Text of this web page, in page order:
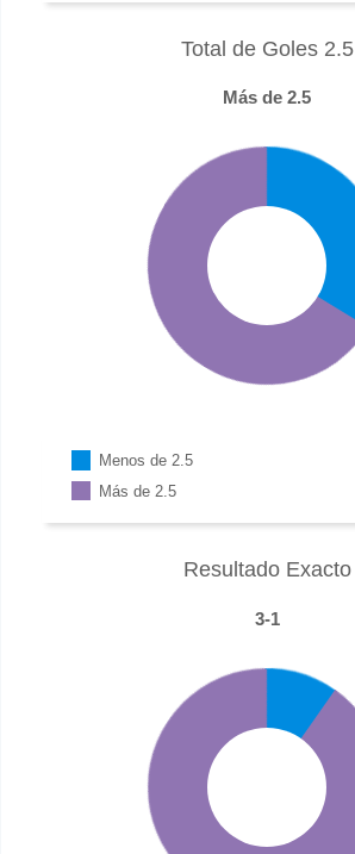
Total de Goles 2.5
Más de 2.5
Menos de 2.5
Más de 2.5
Resultado Exacto
3-1